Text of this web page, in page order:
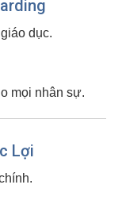
dục.
mọi nhân sự.
Lợi